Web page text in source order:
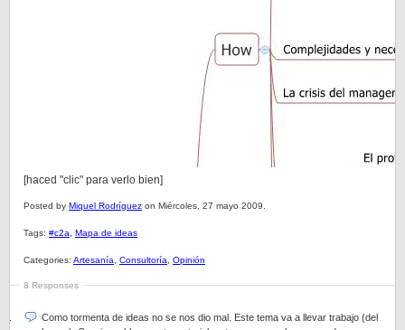
[haced "clic" para verlo bien]
Posted by Miquel Rodríguez on Miércoles, 27 mayo 2009.
Tags: #c2a Mapa de ideas
Categories: Artesanía Consultoría Opinión
8 Responses
Como tormenta de ideas no se nos dio mal. Este tema va a llevar trabajo (del